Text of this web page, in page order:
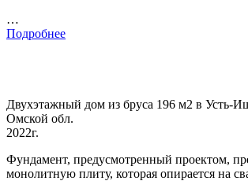
…
Подробнее
Двухэтажный дом из бруса 196 м2 в Усть-
Омской обл.
2022г.
Фундамент, предусмотренный проектом,
монолитную плиту, которая опирается на